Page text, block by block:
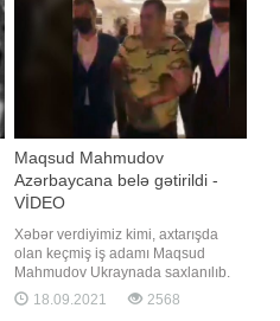
də bəzi Rusiy
Maqsud Mahmudov
Azərbaycana belə gətirildi -
VİDEO
Xəbər verdiyimiz kimi, axtarışda
olan keçmiş iş adamı Maqsud
Mahmudov Ukraynada saxlanılıb.
"Qafqazinfo" Maqsud Mahmudovun
Azərbaycana deportasiya
18.09.2021 2568